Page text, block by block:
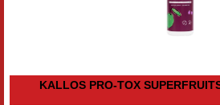
KALLOS PRO-TOX